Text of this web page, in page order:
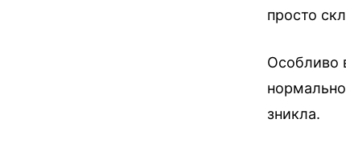
просто
Особливо
зникла.